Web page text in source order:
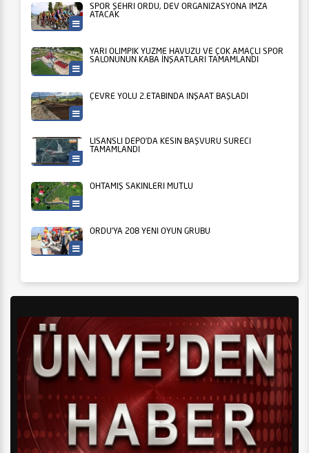
SPOR ŞEHRİ ORDU, DEV ORGANİZASYONA İMZA
ATACAK
YARI OLİMPİK YÜZME HAVUZU VE ÇOK AMAÇLI SPOR
SALONUNUN KABA İNŞAATLARI TAMAMLANDI
ÇEVRE YOLU 2.ETABINDA İNŞAAT BAŞLADI
LİSANSLI DEPO’DA KESİN BAŞVURU SÜRECİ
TAMAMLANDI
OHTAMIŞ SAKİNLERİ MUTLU
ORDU’YA 208 YENİ OYUN GRUBU